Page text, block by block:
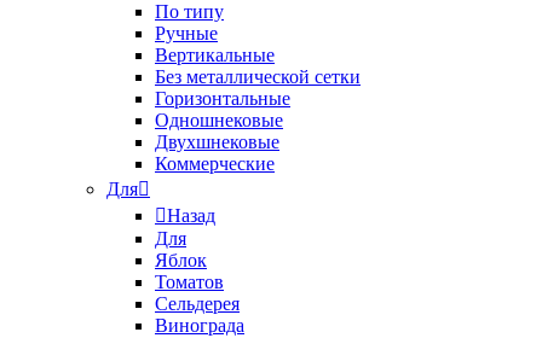
По типу
Ручные
Вертикальные
Без металлической сетки
Горизонтальные
Одношнековые
Двухшнековые
Коммерческие
Для
Назад
Для
Яблок
Томатов
Cельдерея
Винограда